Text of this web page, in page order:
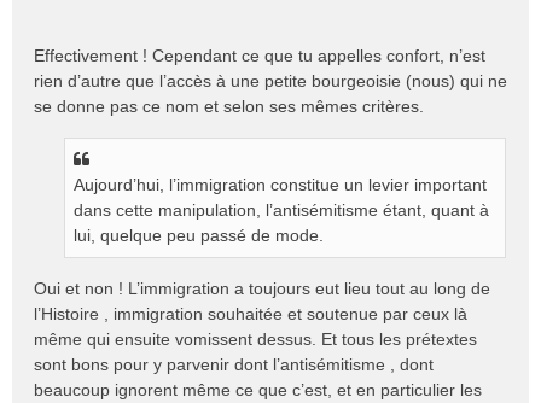
Effectivement ! Cependant ce que tu appelles confort, n’est
rien d’autre que l’accès à une petite bourgeoisie (nous) qui ne
se donne pas ce nom et selon ses mêmes critères.
Aujourd’hui, l’immigration constitue un levier important
dans cette manipulation, l’antisémitisme étant, quant à
lui, quelque peu passé de mode.
Oui et non ! L’immigration a toujours eut lieu tout au long de
l’Histoire , immigration souhaitée et soutenue par ceux là
même qui ensuite vomissent dessus. Et tous les prétextes
sont bons pour y parvenir dont l’antisémitisme , dont
beaucoup ignorent même ce que c’est, et en particulier les